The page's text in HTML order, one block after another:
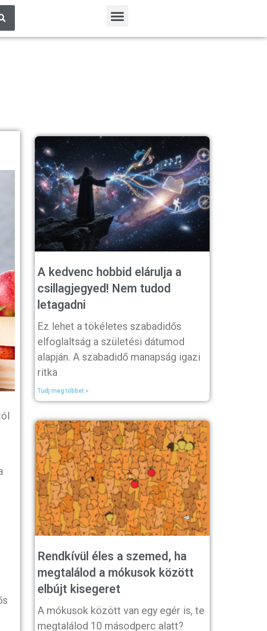
A kedvenc hobbid elárulja a
csillagjegyed! Nem tudod
letagadni
Ez lehet a tökéletes szabadidős
elfoglaltság a születési dátumod
alapján. A szabadidő manapság igazi
ritka
Tudj meg többet »
Rendkívül éles a szemed, ha
megtalálod a mókusok között
elbújt kisegeret
A mókusok között van egy egér is, te
megtalálod 10 másodperc alatt?